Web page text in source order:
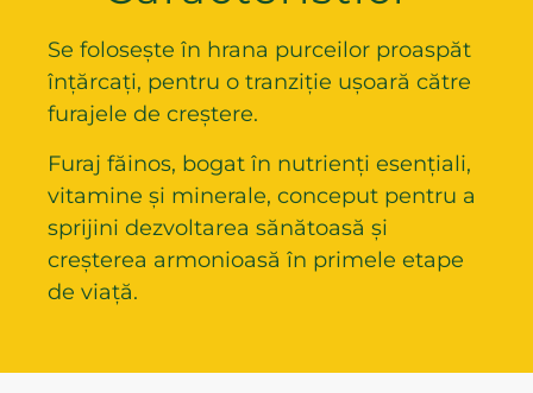
Se folosește în hrana purceilor proaspăt
înțărcați, pentru o tranziție ușoară către
furajele de creștere.
Furaj făinos, bogat în nutrienți esențiali,
vitamine și minerale, conceput pentru a
sprijini dezvoltarea sănătoasă și
creșterea armonioasă în primele etape
de viață.